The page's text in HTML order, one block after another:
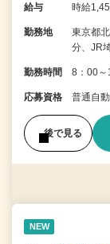
給与 時給
勤務地
東京都
分、JR
勤務時間 8：00～
応募資格 普通自
後で見る
NEW